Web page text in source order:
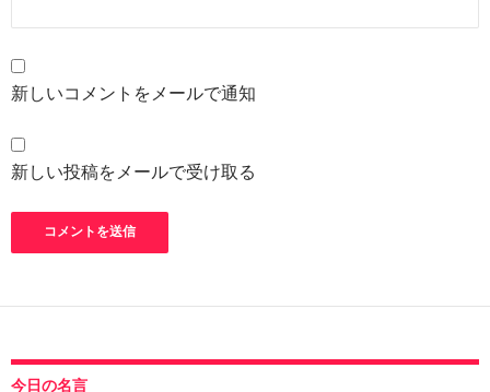
新しいコメントをメールで通知
新しい投稿をメールで受け取る
今日の名言